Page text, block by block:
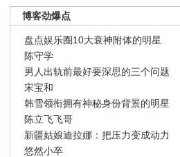
博客劲爆点
盘点娱乐圈10大衰神附体的明星
陈守学
男人出轨前最好要深思的三个问题
宋宝和
韩雪领衔拥有神秘身份背景的明星
陈立飞飞哥
新疆姑娘迪拉娜：把压力变成动力
悠然小卒